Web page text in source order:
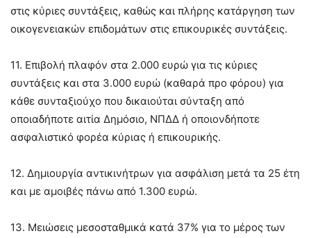
στις κύριες συντάξεις, καθώς και πλήρης κατάργηση των
οικογενειακών επιδομάτων στις επικουρικές συντάξεις.
11. Επιβολή πλαφόν στα 2.000 ευρώ για τις κύριες
συντάξεις και στα 3.000 ευρώ (καθαρά προ φόρου) για
κάθε συνταξιούχο που δικαιούται σύνταξη από
οποιαδήποτε αιτία Δημόσιο, ΝΠΔΔ ή οποιονδήποτε
ασφαλιστικό φορέα κύριας ή επικουρικής.
12. Δημιουργία αντικινήτρων για ασφάλιση μετά τα 25 έτη
και με αμοιβές πάνω από 1.300 ευρώ.
13. Μειώσεις μεσοσταθμικά κατά 37% για το μέρος των